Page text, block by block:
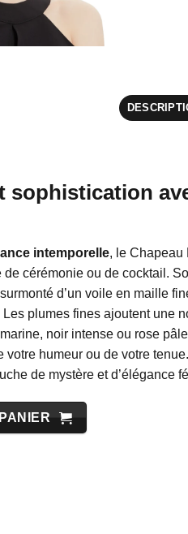
sophistication
intemporelle, le Chapeau
de cérémonie ou de cocktail.
d’un voile en maille
Les plumes fines ajoutent une
noir intense ou rose
humeur ou de votre
de mystère et d’élégance